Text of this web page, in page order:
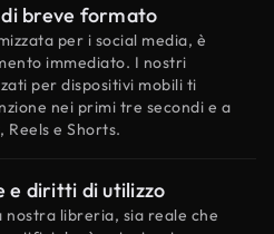
breve formato
per i social media, è
immediato. I nostri
per dispositivi mobili ti
nei primi tre secondi e a
e Shorts.
e diritti di utilizzo
nostra libreria, sia reale che